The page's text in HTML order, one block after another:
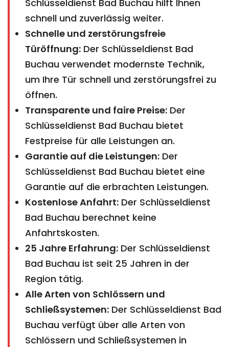
Schlüsseldienst Bad Buchau hilft Ihnen
schnell und zuverlässig weiter.
Schnelle und zerstörungsfreie
Türöffnung: Der Schlüsseldienst Bad
Buchau verwendet modernste Technik,
um Ihre Tür schnell und zerstörungsfrei zu
öffnen.
Transparente und faire Preise: Der
Schlüsseldienst Bad Buchau bietet
Festpreise für alle Leistungen an.
Garantie auf die Leistungen: Der
Schlüsseldienst Bad Buchau bietet eine
Garantie auf die erbrachten Leistungen.
Kostenlose Anfahrt: Der Schlüsseldienst
Bad Buchau berechnet keine
Anfahrtskosten.
25 Jahre Erfahrung: Der Schlüsseldienst
Bad Buchau ist seit 25 Jahren in der
Region tätig.
Alle Arten von Schlössern und
Schließsystemen: Der Schlüsseldienst Bad
Buchau verfügt über alle Arten von
Schlössern und Schließsystemen in